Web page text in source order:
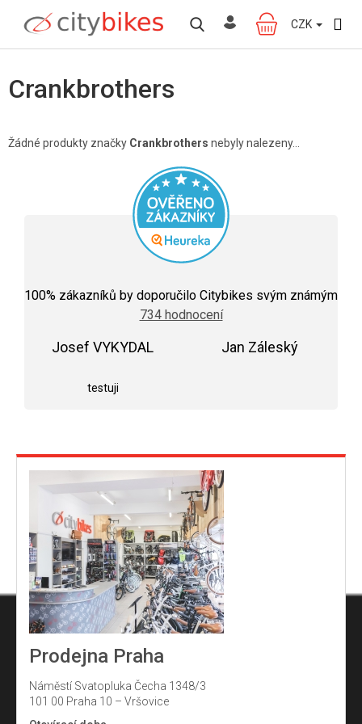
obsah
NÁKUPNÍ
KOŠÍK
CZK
Crankbrothers
Žádné produkty značky Crankbrothers nebyly nalezeny...
hodnocení
obchodu
je
100% zákazníků by doporučilo Citybikes svým známým
734 hodnocení
Josef VYKYDAL
testuji
Jan Záleský
Prodejna Praha
Náměstí Svatopluka Čecha 1348/3
101 00 Praha 10 – Vršovice